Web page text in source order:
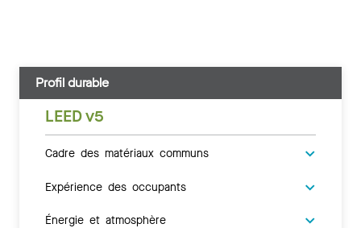
Profil durable
LEED v5
Cadre des matériaux communs
Expérience des occupants
Énergie et atmosphère